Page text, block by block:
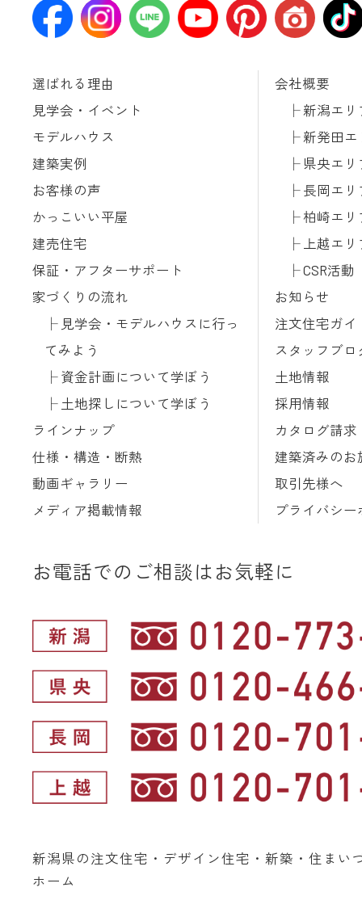
選ばれる理由
見学会・イベント
モデルハウス
建築実例
お客様の声
かっこいい平屋
建売住宅
保証・アフターサポート
家づくりの流れ
見学会・モデルハウスに行っ
てみよう
資金計画について学ぼう
土地探しについて学ぼう
ラインナップ
仕様・構造・断熱
動画ギャラリー
メディア掲載情報
会社概要
新潟エリ
新発田エ
県央エリ
長岡エリ
柏崎エリ
上越エリ
CSR活動
お知らせ
注文住宅ガイ
スタッフブロ
土地情報
採用情報
カタログ請求
建築済みのお
取引先様へ
プライバシー
お電話でのご相談はお気軽に
新潟県の注文住宅・デザイン住宅・新築・住まい
ホーム